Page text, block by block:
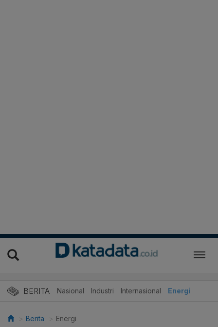
BERITA Nasional Industri Internasional Energi
Berita Energi